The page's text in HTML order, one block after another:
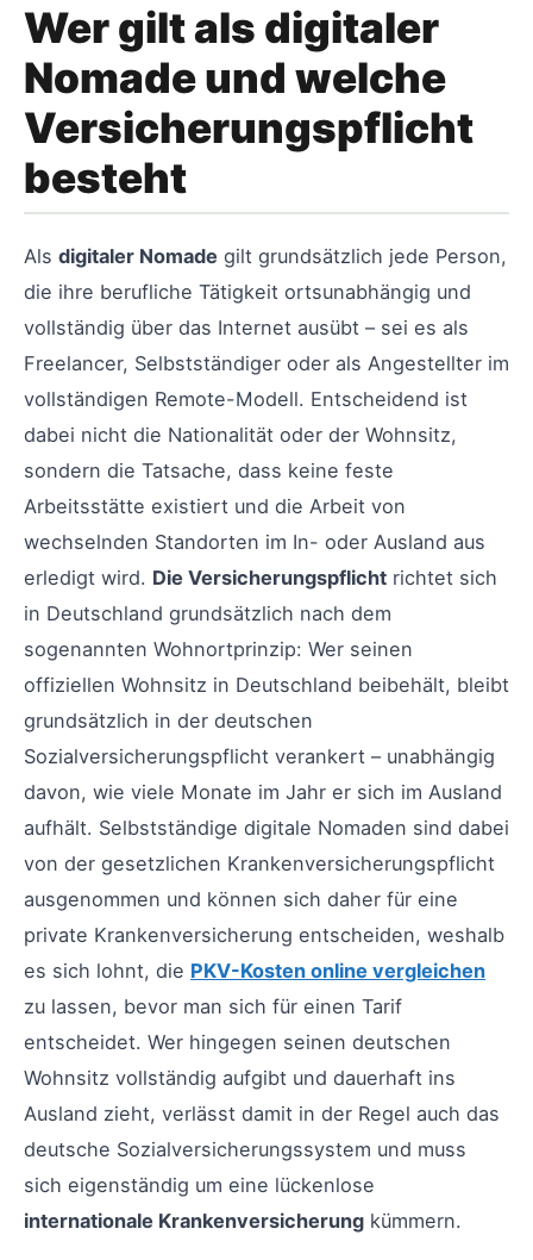
Wer gilt als digitaler
Nomade und welche
Versicherungspflicht
besteht
Als digitaler Nomade gilt grundsätzlich jede Person,
die ihre berufliche Tätigkeit ortsunabhängig und
vollständig über das Internet ausübt – sei es als
Freelancer, Selbstständiger oder als Angestellter im
vollständigen Remote-Modell. Entscheidend ist
dabei nicht die Nationalität oder der Wohnsitz,
sondern die Tatsache, dass keine feste
Arbeitsstätte existiert und die Arbeit von
wechselnden Standorten im In- oder Ausland aus
erledigt wird. Die Versicherungspflicht richtet sich
in Deutschland grundsätzlich nach dem
sogenannten Wohnortprinzip: Wer seinen
offiziellen Wohnsitz in Deutschland beibehält, bleibt
grundsätzlich in der deutschen
Sozialversicherungspflicht verankert – unabhängig
davon, wie viele Monate im Jahr er sich im Ausland
aufhält. Selbstständige digitale Nomaden sind dabei
von der gesetzlichen Krankenversicherungspflicht
ausgenommen und können sich daher für eine
private Krankenversicherung entscheiden, weshalb
es sich lohnt, die PKV-Kosten online vergleichen
zu lassen, bevor man sich für einen Tarif
entscheidet. Wer hingegen seinen deutschen
Wohnsitz vollständig aufgibt und dauerhaft ins
Ausland zieht, verlässt damit in der Regel auch das
deutsche Sozialversicherungssystem und muss
sich eigenständig um eine lückenlose
internationale Krankenversicherung kümmern.